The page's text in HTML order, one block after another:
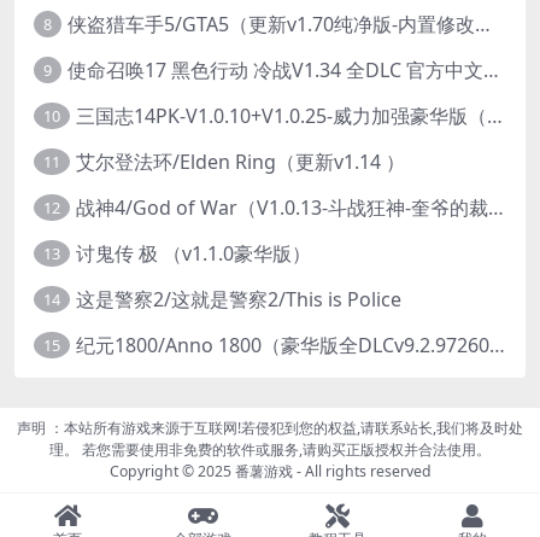
8 侠盗猎车手5/GTA5（更新v1.70纯净版-内置修改器+通关存档）
9 使命召唤17 黑色行动 冷战V1.34 全DLC 官方中文版COD17
10 三国志14PK-V1.0.10+V1.0.25-威力加强豪华版（武将面容套装-全DLC+季票+特典+中文语音+编辑修改器）
11 艾尔登法环/Elden Ring（更新v1.14 ）
12 战神4/God of War（V1.0.13-斗战狂神-奎爷的裁决+全DLC）
13 讨鬼传 极 （v1.1.0豪华版）
14 这是警察2/这就是警察2/This is Police
15 纪元1800/Anno 1800（豪华版全DLCv9.2.972600）
声明 ：本站所有游戏来源于互联网!若侵犯到您的权益,请联系站长,我们将及时处
理。 若您需要使用非免费的软件或服务,请购买正版授权并合法使用。
Copyright © 2025 番薯游戏 - All rights reserved